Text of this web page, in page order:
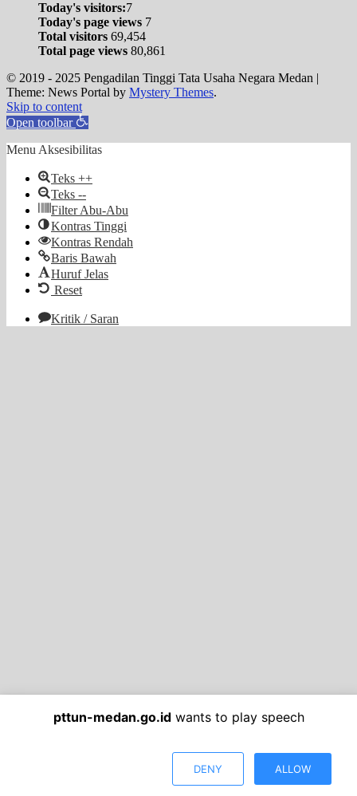
Today's visitors:7
Today's page views 7
Total visitors 69,454
Total page views 80,861
© 2019 - 2025 Pengadilan Tinggi Tata Usaha Negara Medan
Theme: News Portal by Mystery Themes.
Skip to content
Open toolbar
Menu Aksesibilitas
Teks ++
Teks --
Filter Abu-Abu
Kontras Tinggi
Kontras Rendah
Baris Bawah
Huruf Jelas
Reset
Kritik / Saran
pttun-medan.go.idwants to play speech
DENY ALLOW